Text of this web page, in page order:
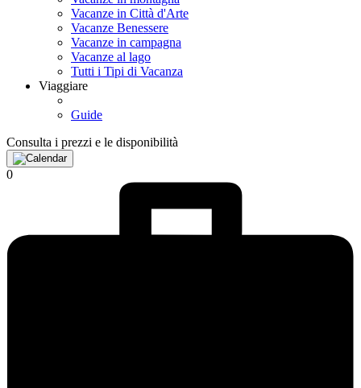
Vacanze in Città d'Arte
Vacanze Benessere
Vacanze in campagna
Vacanze al lago
Tutti i Tipi di Vacanza
Viaggiare
Guide
Consulta i prezzi e le disponibilità
0